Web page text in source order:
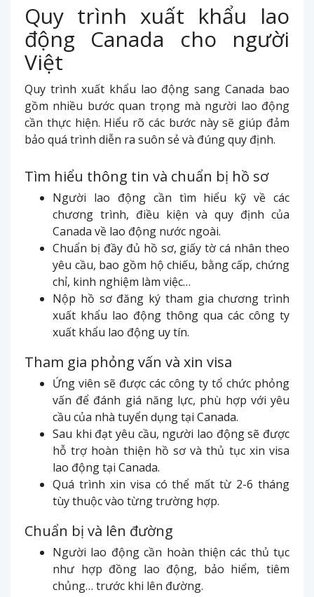
Quy trình xuất khẩu lao
động Canada cho người
Việt
Quy trình xuất khẩu lao động sang Canada bao
gồm nhiều bước quan trọng mà người lao động
cần thực hiện. Hiểu rõ các bước này sẽ giúp đảm
bảo quá trình diễn ra suôn sẻ và đúng quy định.
Tìm hiểu thông tin và chuẩn bị hồ sơ
Người lao động cần tìm hiểu kỹ về các
chương trình, điều kiện và quy định của
Canada về lao động nước ngoài.
Chuẩn bị đầy đủ hồ sơ, giấy tờ cá nhân theo
yêu cầu, bao gồm hộ chiếu, bằng cấp, chứng
chỉ, kinh nghiệm làm việc…
Nộp hồ sơ đăng ký tham gia chương trình
xuất khẩu lao động thông qua các công ty
xuất khẩu lao động uy tín.
Tham gia phỏng vấn và xin visa
Ứng viên sẽ được các công ty tổ chức phỏng
vấn để đánh giá năng lực, phù hợp với yêu
cầu của nhà tuyển dụng tại Canada.
Sau khi đạt yêu cầu, người lao động sẽ được
hỗ trợ hoàn thiện hồ sơ và thủ tục xin visa
lao động tại Canada.
Quá trình xin visa có thể mất từ 2-6 tháng
tùy thuộc vào từng trường hợp.
Chuẩn bị và lên đường
Người lao động cần hoàn thiện các thủ tục
như hợp đồng lao động, bảo hiểm, tiêm
chủng… trước khi lên đường.